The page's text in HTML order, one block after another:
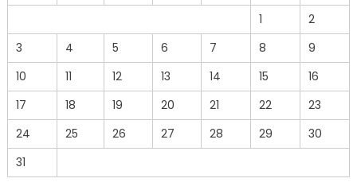
1
2
3
4 5 6 7 8
9
10
11 12 13 14 15
16
17
18 19 20 21 22
23
24
25 26 27 28 29
30
31